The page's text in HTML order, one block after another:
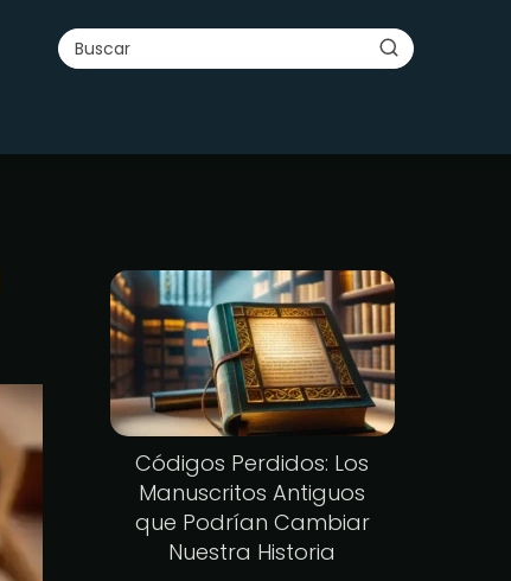
Códigos Perdidos: Los
Manuscritos Antiguos
que Podrían Cambiar
Nuestra Historia